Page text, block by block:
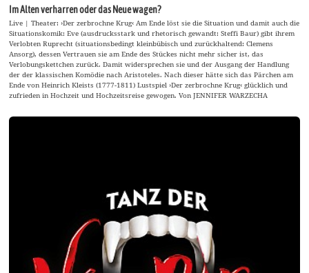
Im Alten verharren oder das Neue wagen?
Live | Theater: ›Der zerbrochne Krug‹ Am Ende löst sie die Situation und damit auch die
Situationskomik: Eve (ausdrucksstark und rhetorisch gewandt: Steffi Baur) gibt ihrem
Verlobten Ruprecht (situationsbedingt kleinbübisch und zurückhaltend: Clemens
Ansorg), dessen Vertrauen sie am Ende des Stückes nicht mehr sicher ist, das
Verlobungskettchen zurück. Damit widersprechen sie und der Ausgang der Handlung
der der klassischen Komödie nach Aristoteles. Nach dieser hätte sich das Pärchen am
Ende von Heinrich Kleists (1777-1811) Lustspiel ›Der zerbrochne Krug‹ glücklich und
zufrieden in Hochzeit und Hochzeitsreise gewogen. Von JENNIFER WARZECHA